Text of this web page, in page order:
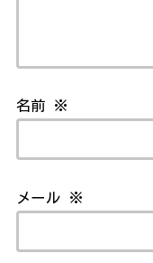
名前 ※
メール ※